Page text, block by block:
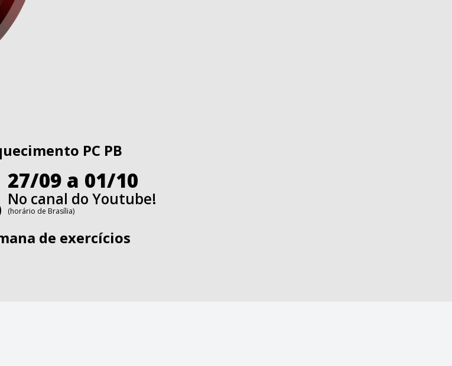
PC PB
27/09 a 01/10
No canal do Youtube!
(horário de Brasília)
de exercícios